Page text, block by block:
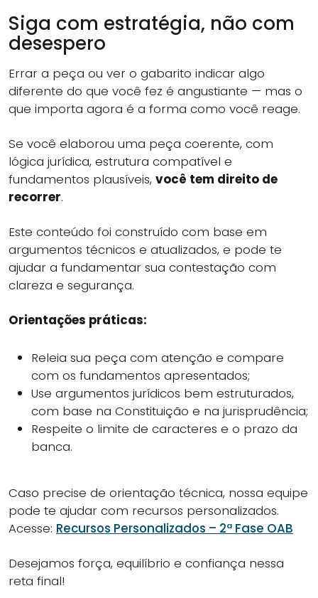
Siga com estratégia, não com
desespero
Errar a peça ou ver o gabarito indicar algo
diferente do que você fez é angustiante — mas o
que importa agora é a forma como você reage.
Se você elaborou uma peça coerente, com
lógica jurídica, estrutura compatível e
fundamentos plausíveis, você tem direito de
recorrer.
Este conteúdo foi construído com base em
argumentos técnicos e atualizados, e pode te
ajudar a fundamentar sua contestação com
clareza e segurança.
Orientações práticas:
Releia sua peça com atenção e compare
com os fundamentos apresentados;
Use argumentos jurídicos bem estruturados,
com base na Constituição e na jurisprudência;
Respeite o limite de caracteres e o prazo da
banca.
Caso precise de orientação técnica, nossa equipe
pode te ajudar com recursos personalizados.
Acesse: Recursos Personalizados – 2ª Fase OAB
Desejamos força, equilíbrio e confiança nessa
reta final!